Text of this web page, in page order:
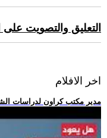
التعليق والتصويت
اخر الافلام
.. مدير مكتب كراون لدراسات